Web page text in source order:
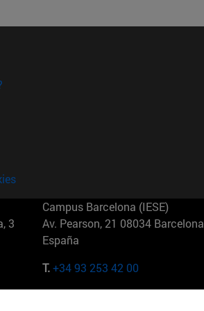
3
Campus Barcelona (IESE)
Av. Pearson, 21 08034 Barcelona
España
T.+34 93 253 42 00